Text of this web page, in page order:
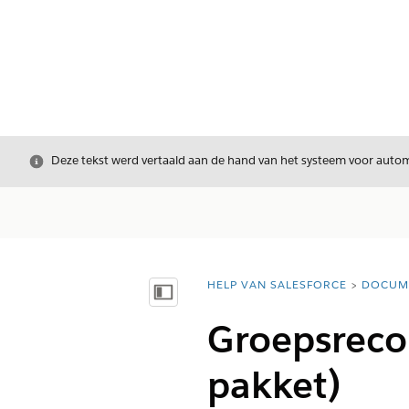
Sluiten
Deze tekst werd vertaald aan de hand van het systeem voor
Inhoudsopgave weergeven
U bent hier:
HELP VAN SALESFORCE
pakket)